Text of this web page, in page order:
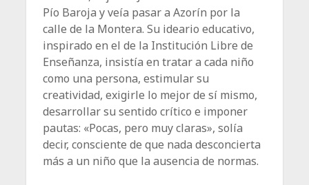
Pío Baroja y veía pasar a Azorín por la
calle de la Montera. Su ideario educativo,
inspirado en el de la Institución Libre de
Enseñanza, insistía en tratar a cada niño
como una persona, estimular su
creatividad, exigirle lo mejor de sí mismo,
desarrollar su sentido crítico e imponer
pautas: «Pocas, pero muy claras», solía
decir, consciente de que nada desconcierta
más a un niño que la ausencia de normas.